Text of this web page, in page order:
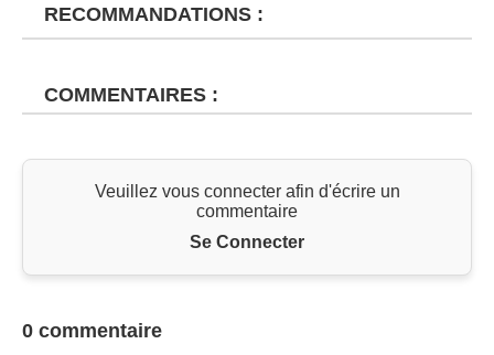
RECOMMANDATIONS :
COMMENTAIRES :
Veuillez vous connecter afin d'écrire un
commentaire
Se Connecter
0 commentaire